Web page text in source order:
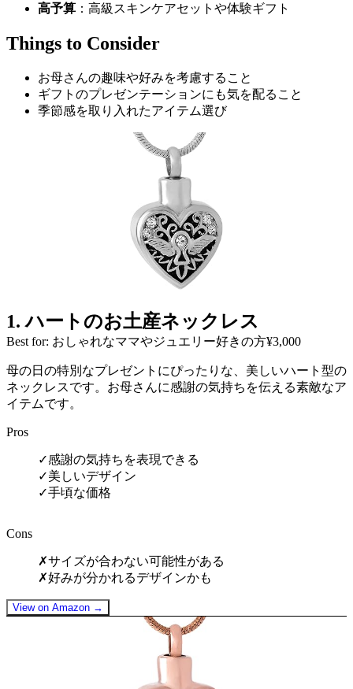
高予算 ：高級スキンケアセットや体験ギフト
Things to Consider
お母さんの趣味や好みを考慮すること
ギフトのプレゼンテーションにも気を配ること
季節感を取り入れたアイテム選び
1.ハートのお土産ネックレス
Best for: おしゃれなママやジュエリー好きの方¥3,000
母の日の特別なプレゼントにぴったりな、美しいハート型の
ネックレスです。お母さんに感謝の気持ちを伝える素敵なア
イテムです。
Pros
✓感謝の気持ちを表現できる
✓美しいデザイン
✓手頃な価格
Cons
✗サイズが合わない可能性がある
✗好みが分かれるデザインかも
View on Amazon →